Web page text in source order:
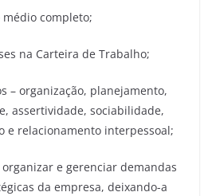
médio completo;
na Carteira de Trabalho;
– organização, planejamento,
assertividade, sociabilidade,
e relacionamento interpessoal;
e gerenciar demandas
da empresa, deixando-a